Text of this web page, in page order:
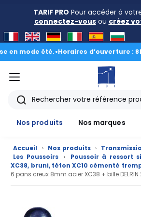
TARIF PRO Pour accéder à
connectez-vousou créez
mode été.•Horaires d’ouverture : 8h30 –
menu
Rechercher
Nos produits
Nos marques
Accueil › Nos produits ›
Les Poussoirs
›
Poussoir à ressort
XC38, bruni, téton XC10 cémenté
6 pans creux 8mm acier XC38 + bille